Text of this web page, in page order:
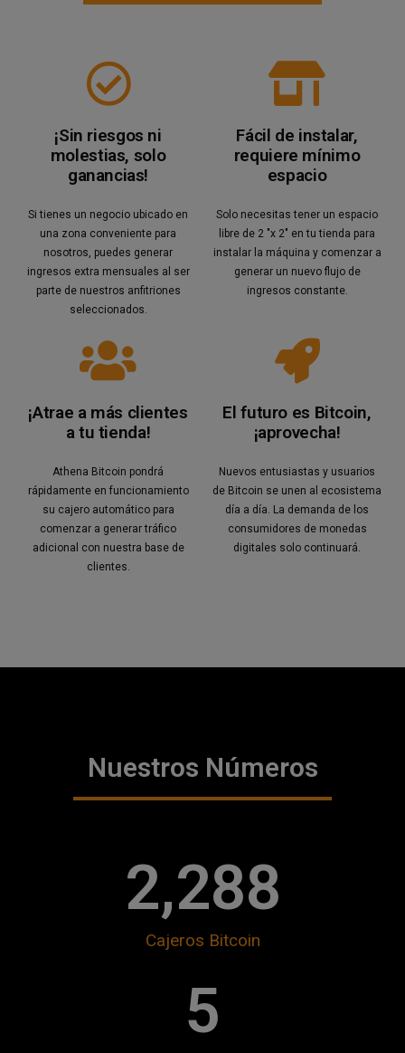
¡Sin riesgos ni
molestias, solo
ganancias!
Si tienes un negocio ubicado en
una zona conveniente para
nosotros, puedes generar
ingresos extra mensuales al ser
parte de nuestros anfitriones
seleccionados.
Fácil de instalar,
requiere mínimo
espacio
Solo necesitas tener un espacio
libre de 2 "x 2" en tu tienda para
instalar la máquina y comenzar a
generar un nuevo flujo de
ingresos constante.
¡Atrae a más clientes
a tu tienda!
Athena Bitcoin pondrá
rápidamente en funcionamiento
su cajero automático para
comenzar a generar tráfico
adicional con nuestra base de
clientes.
El futuro es Bitcoin,
¡aprovecha!
Nuevos entusiastas y usuarios
de Bitcoin se unen al ecosistema
día a día. La demanda de los
consumidores de monedas
digitales solo continuará.
Nuestros Números
Cajeros Bitcoin
2,288
5